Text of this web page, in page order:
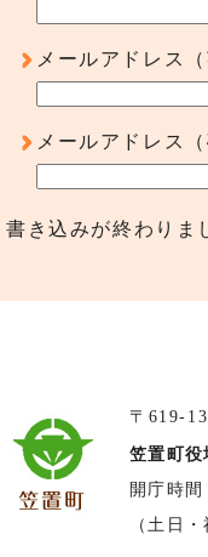
メールアドレス（
メールアドレス
書き込みが終わりま
〒619-
笠置町役
開庁時
（土日